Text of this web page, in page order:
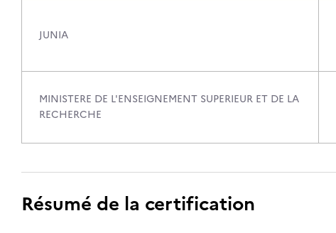
JUNIA
MINISTERE DE L'ENSEIGNEMENT SUPERIEUR ET DE LA
RECHERCHE
Résumé de la certification